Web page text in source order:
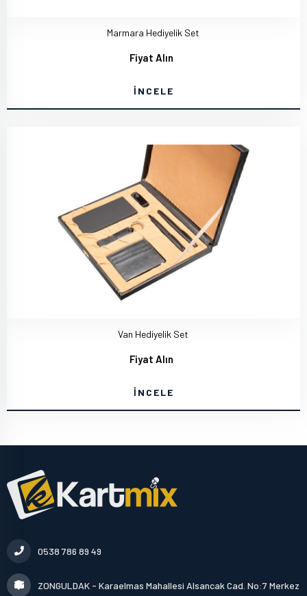
Marmara Hediyelik Set
Fiyat Alın
İNCELE
Van Hediyelik Set
Fiyat Alın
İNCELE
0538 786 89 49
ZONGULDAK - Karaelmas Mahallesi Alsancak Cad. No:7 Merkez